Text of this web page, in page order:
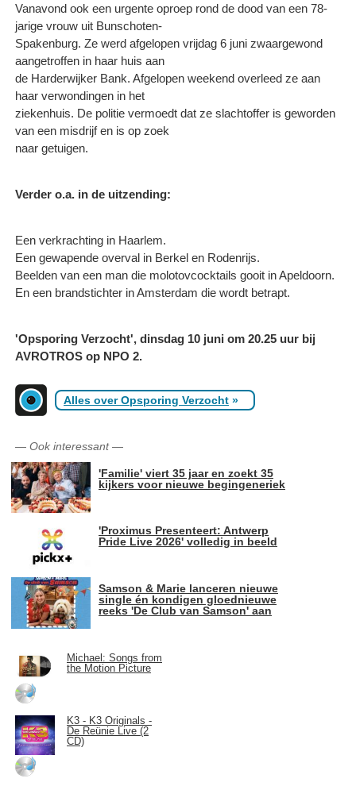
Vanavond ook een urgente oproep rond de dood van een 78-
jarige vrouw uit Bunschoten-
Spakenburg. Ze werd afgelopen vrijdag 6 juni zwaargewond
aangetroffen in haar huis aan
de Harderwijker Bank. Afgelopen weekend overleed ze aan
haar verwondingen in het
ziekenhuis. De politie vermoedt dat ze slachtoffer is geworden
van een misdrijf en is op zoek
naar getuigen.
Verder o.a. in de uitzending:
Een verkrachting in Haarlem.
Een gewapende overval in Berkel en Rodenrijs.
Beelden van een man die molotovcocktails gooit in Apeldoorn.
En een brandstichter in Amsterdam die wordt betrapt.
'Opsporing Verzocht', dinsdag 10 juni om 20.25 uur bij
AVROTROS op NPO 2.
Alles over Opsporing Verzocht »
— Ook interessant—
'Familie' viert 35 jaar en zoekt 35
kijkers voor nieuwe begingeneriek
'Proximus Presenteert: Antwerp
Pride Live 2026' volledig in beeld
Samson & Marie lanceren nieuwe
single én kondigen gloednieuwe
reeks 'De Club van Samson' aan
Michael: Songs from
the Motion Picture
K3 - K3 Originals -
De Reünie Live (2
CD)